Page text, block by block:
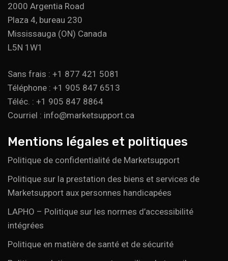
2000 Argentia Road
Plaza 4, bureau 230
Mississauga (ON) Canada
L5N 1W1
Sans frais : +1 877 421 5081
Téléphone : +1 905 847 6513
Téléc. : +1 905 847 8864
Courriel : info@marketsupport.ca
Mentions légales et politiques
Politique de confidentialité de Marketsupport
Politique sur la prestation des biens et services de
Marketsupport aux personnes handicapées
LAPHO – Politique sur les normes d’accessibilité
intégrées
Politique en matière de santé et de sécurité